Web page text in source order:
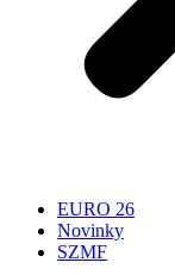
EURO 26
Novinky
SZMF